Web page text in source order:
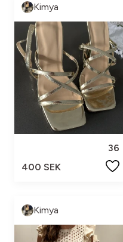
Kimya
36
400 SEK
Kimya